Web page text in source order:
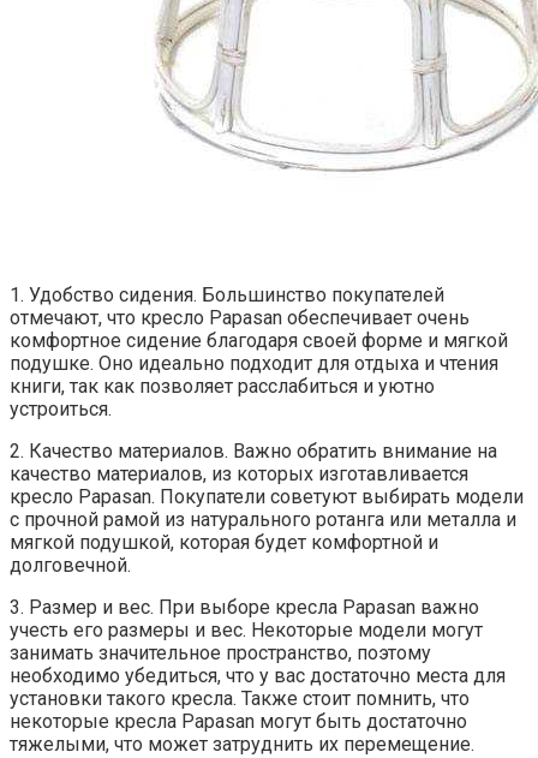
1. Удобство сидения. Большинство покупателей
отмечают, что кресло Papasan обеспечивает очень
комфортное сидение благодаря своей форме и мягкой
подушке. Оно идеально подходит для отдыха и чтения
книги, так как позволяет расслабиться и уютно
устроиться.
2. Качество материалов. Важно обратить внимание на
качество материалов, из которых изготавливается
кресло Papasan. Покупатели советуют выбирать модели
с прочной рамой из натурального ротанга или металла и
мягкой подушкой, которая будет комфортной и
долговечной.
3. Размер и вес. При выборе кресла Papasan важно
учесть его размеры и вес. Некоторые модели могут
занимать значительное пространство, поэтому
необходимо убедиться, что у вас достаточно места для
установки такого кресла. Также стоит помнить, что
некоторые кресла Papasan могут быть достаточно
тяжелыми, что может затруднить их перемещение.